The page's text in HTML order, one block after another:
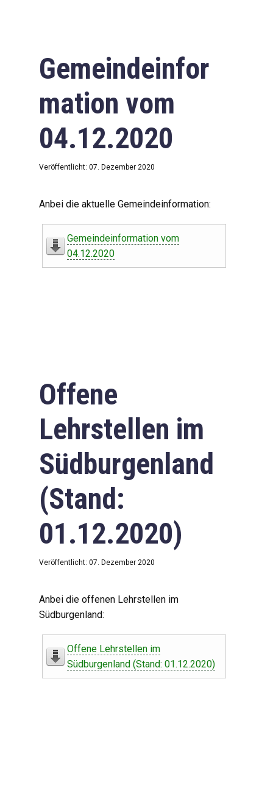
Gemeindeinfor
mation vom
04.12.2020
Veröffentlicht: 07. Dezember 2020
Anbei die aktuelle Gemeindeinformation:
Gemeindeinformation vom
04.12.2020
Offene
Lehrstellen im
Südburgenland
(Stand:
01.12.2020)
Veröffentlicht: 07. Dezember 2020
Anbei die offenen Lehrstellen im
Südburgenland:
Offene Lehrstellen im
Südburgenland (Stand: 01.12.2020)